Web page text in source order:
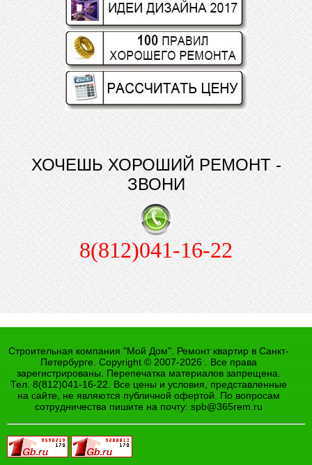
ХОЧЕШЬ ХОРОШИЙ РЕМОНТ -
ЗВОНИ
8(812)041-16-22
Строительная компания "Мой Дом". Ремонт квартир в Санкт-
Петербурге. Copyright © 2007-2026 . Все права
зарегистрированы. Перепечатка материалов запрещена.
Тел. 8(812)041-16-22. Все цены и условия, представленные
на сайте, не являются публичной офертой. По вопросам
сотрудничества пишите на почту: spb@365rem.ru